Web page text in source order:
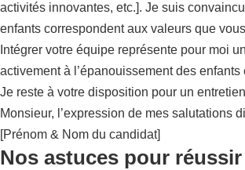
activités innovantes, etc.]. Je suis
enfants correspondent aux valeurs que
Intégrer votre équipe représente pour moi
activement à l’épanouissement des
Je reste à votre disposition pour un
Monsieur, l’expression de mes salutations
[Prénom & Nom du candidat]
Nos astuces pour